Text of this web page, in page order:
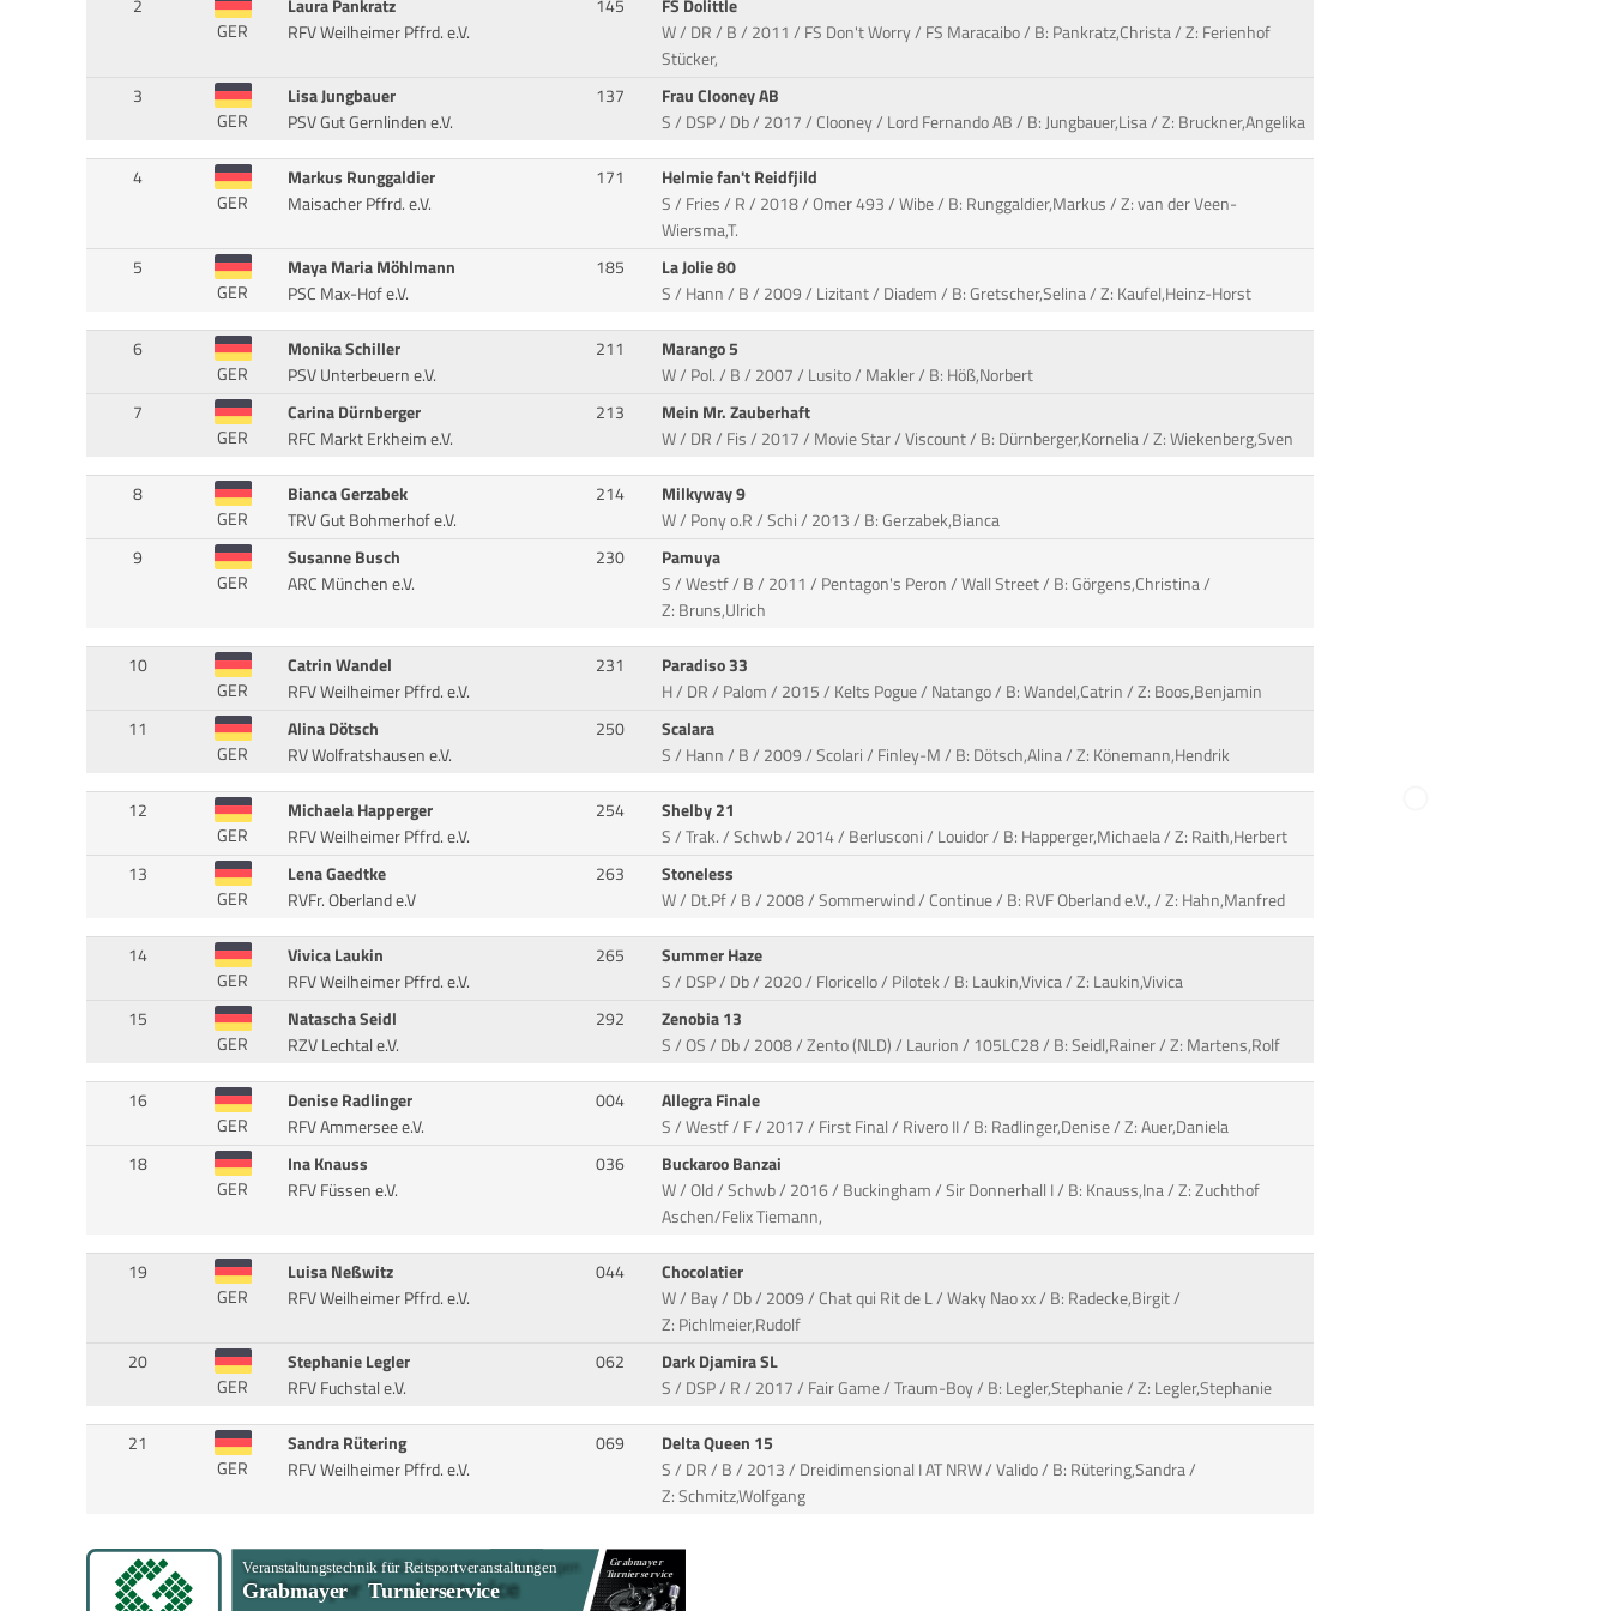
2
GER
Laura Pankratz
RFV Weilheimer Pffrd. e.V.
145
FS Dolittle
W / DR / B / 2011 / FS Don't Worry / FS Maracaibo / B: Pankratz,Christa / Z: Ferienhof
Stücker,
3
GER
Lisa Jungbauer
PSV Gut Gernlinden e.V.
137
Frau Clooney AB
S / DSP / Db / 2017 / Clooney / Lord Fernando AB / B: Jungbauer,Lisa / Z: Bruckner,Angelika
4
GER
Markus Runggaldier
Maisacher Pffrd. e.V.
171
Helmie fan't Reidfjild
S / Fries / R / 2018 / Omer 493 / Wibe / B: Runggaldier,Markus / Z: van der Veen-
Wiersma,T.
5
GER
Maya Maria Möhlmann
PSC Max-Hof e.V.
185
La Jolie 80
S / Hann / B / 2009 / Lizitant / Diadem / B: Gretscher,Selina / Z: Kaufel,Heinz-Horst
6
GER
Monika Schiller
PSV Unterbeuern e.V.
211
Marango 5
W / Pol. / B / 2007 / Lusito / Makler / B: Höß,Norbert
7
GER
Carina Dürnberger
RFC Markt Erkheim e.V.
213
Mein Mr. Zauberhaft
W / DR / Fis / 2017 / Movie Star / Viscount / B: Dürnberger,Kornelia / Z: Wiekenberg,Sven
8
GER
Bianca Gerzabek
TRV Gut Bohmerhof e.V.
214
Milkyway 9
W / Pony o.R / Schi / 2013 / B: Gerzabek,Bianca
9
GER
Susanne Busch
ARC München e.V.
230
Pamuya
S / Westf / B / 2011 / Pentagon's Peron / Wall Street / B: Görgens,Christina /
Z: Bruns,Ulrich
10
GER
Catrin Wandel
RFV Weilheimer Pffrd. e.V.
231
Paradiso 33
H / DR / Palom / 2015 / Kelts Pogue / Natango / B: Wandel,Catrin / Z: Boos,Benjamin
11
GER
Alina Dötsch
RV Wolfratshausen e.V.
250
Scalara
S / Hann / B / 2009 / Scolari / Finley-M / B: Dötsch,Alina / Z: Könemann,Hendrik
12
GER
Michaela Happerger
RFV Weilheimer Pffrd. e.V.
254
Shelby 21
S / Trak. / Schwb / 2014 / Berlusconi / Louidor / B: Happerger,Michaela / Z: Raith,Herbert
13
GER
Lena Gaedtke
RVFr. Oberland e.V
263
Stoneless
W / Dt.Pf / B / 2008 / Sommerwind / Continue / B: RVF Oberland e.V., / Z: Hahn,Manfred
14
GER
Vivica Laukin
RFV Weilheimer Pffrd. e.V.
265
Summer Haze
S / DSP / Db / 2020 / Floricello / Pilotek / B: Laukin,Vivica / Z: Laukin,Vivica
15
GER
Natascha Seidl
RZV Lechtal e.V.
292
Zenobia 13
S / OS / Db / 2008 / Zento (NLD) / Laurion / 105LC28 / B: Seidl,Rainer / Z: Martens,Rolf
16
GER
Denise Radlinger
RFV Ammersee e.V.
004
Allegra Finale
S / Westf / F / 2017 / First Final / Rivero II / B: Radlinger,Denise / Z: Auer,Daniela
18
GER
Ina Knauss
RFV Füssen e.V.
036
Buckaroo Banzai
W / Old / Schwb / 2016 / Buckingham / Sir Donnerhall I / B: Knauss,Ina / Z: Zuchthof
Aschen/Felix Tiemann,
19
GER
Luisa Neßwitz
RFV Weilheimer Pffrd. e.V.
044
Chocolatier
W / Bay / Db / 2009 / Chat qui Rit de L / Waky Nao xx / B: Radecke,Birgit /
Z: Pichlmeier,Rudolf
20
GER
Stephanie Legler
RFV Fuchstal e.V.
062
Dark Djamira SL
S / DSP / R / 2017 / Fair Game / Traum-Boy / B: Legler,Stephanie / Z: Legler,Stephanie
21
GER
Sandra Rütering
RFV Weilheimer Pffrd. e.V.
069
Delta Queen 15
S / DR / B / 2013 / Dreidimensional I AT NRW / Valido / B: Rütering,Sandra /
Z: Schmitz,Wolfgang